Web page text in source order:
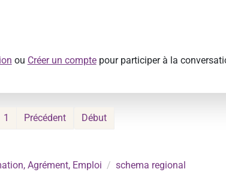
ou Créer un comptepour participer à la
Début
Précédent
1
Agrément, Emploi schema regional